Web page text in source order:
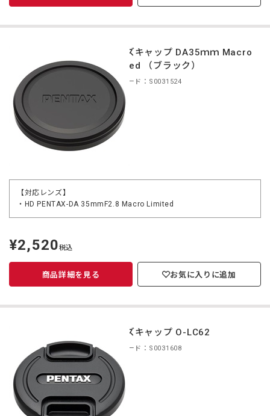
レンズキャップ DA35ｍｍ Macro
Limited （ブラック）
商品コード：S0031524
【対応レンズ】
・HD PENTAX-DA 35mmF2.8 Macro Limited
定
価
¥2,520税込
商品詳細を見る お気に入りに追加
レンズキャップ O-LC62
商品コード：S0031608